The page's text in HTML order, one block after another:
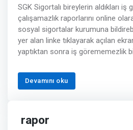
SGK Sigortalı bireylerin aldıkları iş
çalışamazlık raporlarını online
sosyal sigortalar kurumuna
yer alan linke tıklayarak açılan
yaptıktan sonra iş görememezlik
Devamını oku
rapor